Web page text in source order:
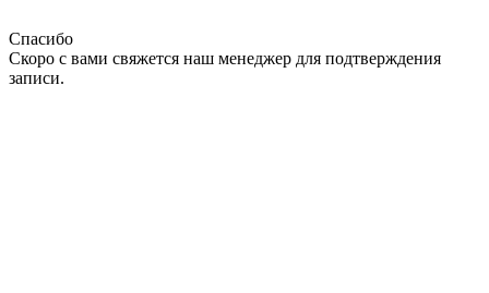
Спасибо
Скоро с вами свяжется наш менеджер для подтверждения
записи.